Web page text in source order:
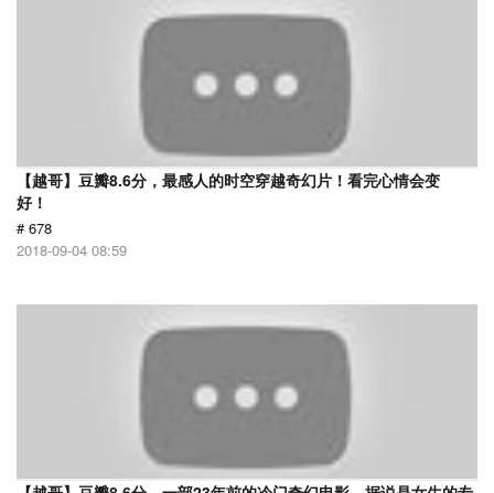
【越哥】豆瓣8.6分，最感人的时空穿越奇幻片！看完心情会变
好！
# 678
2018-09-04 08:59